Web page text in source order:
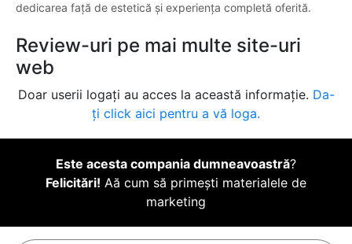
dedicarea față de estetică și experiența completă oferită.
Review-uri pe mai multe site-uri
web
Doar userii logați au acces la această informație. Da-
ți click aici pentru a vă loga.
Este acesta compania dumneavoastră?
Felicitări! Aă cum să primești materialele de
marketing